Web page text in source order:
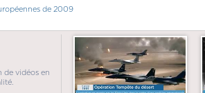
de 2009
de vidéos en